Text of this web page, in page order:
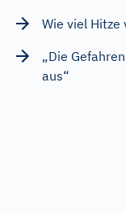
Wie viel Hitze
„Die
aus“